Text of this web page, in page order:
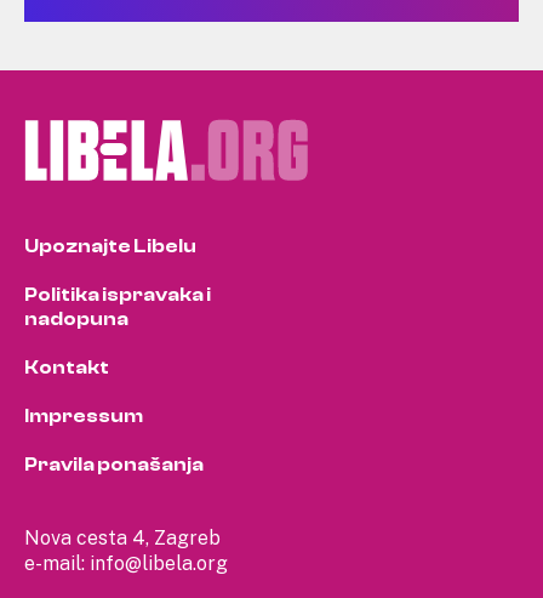
Nova cesta 4, Zagreb
e-mail: info@libela.org
Upoznajte Libelu
Politika ispravaka i
nadopuna
Kontakt
Impressum
Pravila ponašanja